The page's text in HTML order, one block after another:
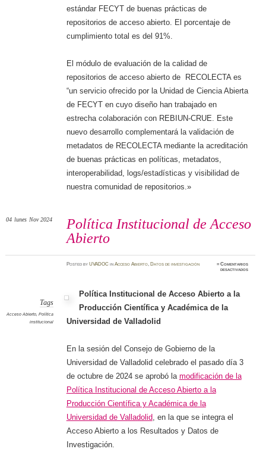
estándar FECYT de buenas prácticas de
repositorios de acceso abierto. El porcentaje de
cumplimiento total es del 91%.
El módulo de evaluación de la calidad de
repositorios de acceso abierto de RECOLECTA es
“un servicio ofrecido por la Unidad de Ciencia Abierta
de FECYT en cuyo diseño han trabajado en
estrecha colaboración con REBIUN-CRUE. Este
nuevo desarrollo complementará la validación de
metadatos de RECOLECTA mediante la acreditación
de buenas prácticas en políticas, metadatos,
interoperabilidad, logs/estadísticas y visibilidad de
nuestra comunidad de repositorios.»
Política Institucional de Acceso
Abierto
04 lunes Nov 2024
PostedbyUVADOC inAcceso Abierto, Datos de investigación ≈Comentarios
desactivadosen
Tags
Acceso Abierto, Política
institucional
Política Institucional de Acceso Abierto a la
Producción Científica y Académica de la
Universidad de Valladolid
En la sesión del Consejo de Gobierno de la
Universidad de Valladolid celebrado el pasado día 3
de octubre de 2024 se aprobó la modificación de la
Política Institucional de Acceso Abierto a la
Producción Científica y Académica de la
Universidad de Valladolid, en la que se integra el
Acceso Abierto a los Resultados y Datos de
Investigación.